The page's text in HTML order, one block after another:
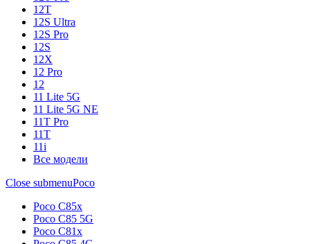
12T
12S Ultra
12S Pro
12S
12X
12 Pro
12
11 Lite 5G
11 Lite 5G NE
11T Pro
11T
11i
Все модели
Close submenuPoco
Poco C85x
Poco C85 5G
Poco C81x